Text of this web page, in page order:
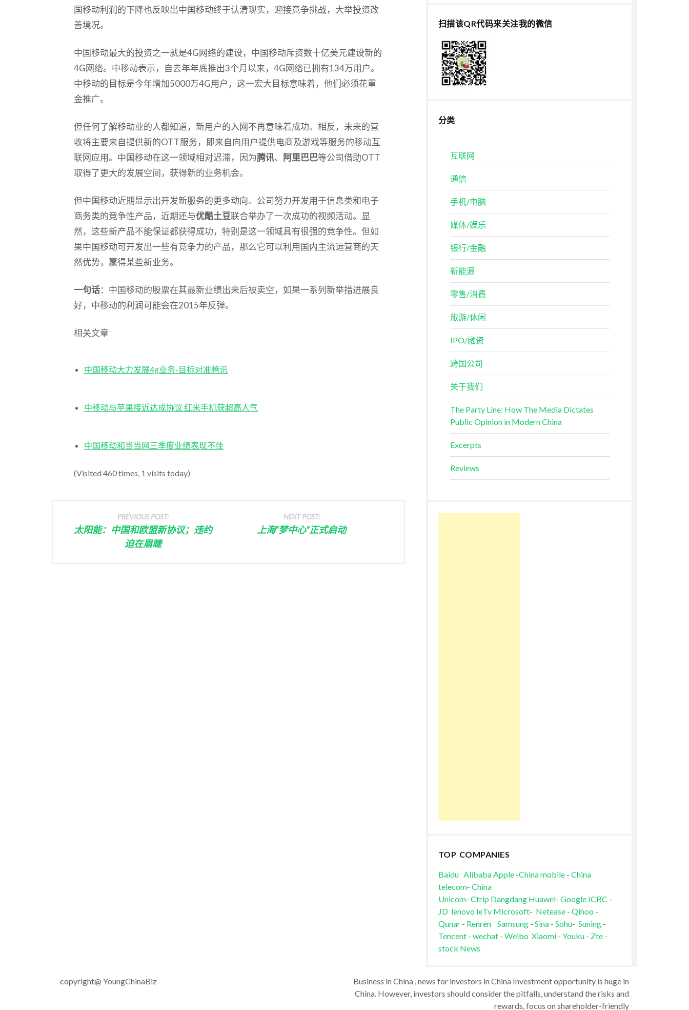
国移动利润的下降也反映出中国移动终于认清现实，迎接竞争挑战，大举投资改
善境况。
中国移动最大的投资之一就是4G网络的建设，中国移动斥资数十亿美元建设新的
4G网络。中移动表示，自去年年底推出3个月以来，4G网络已拥有134万用户。
中移动的目标是今年增加5000万4G用户，这一宏大目标意味着，他们必须花重
金推广。
但任何了解移动业的人都知道，新用户的入网不再意味着成功。相反，未来的营
收将主要来自提供新的OTT服务，即来自向用户提供电商及游戏等服务的移动互
联网应用。中国移动在这一领域相对迟滞，因为腾讯、 阿里巴巴等公司借助OTT
取得了更大的发展空间，获得新的业务机会。
但中国移动近期显示出开发新服务的更多动向。公司努力开发用于信息类和电子
商务类的竞争性产品，近期还与优酷土豆联合举办了一次成功的视频活动。显
然，这些新产品不能保证都获得成功，特别是这一领域具有很强的竞争性。但如
果中国移动可开发出一些有竞争力的产品，那么它可以利用国内主流运营商的天
然优势，赢得某些新业务。
一句话：中国移动的股票在其最新业绩出来后被卖空，如果一系列新举措进展良
好，中移动的利润可能会在2015年反弹。
相关文章
中国移动大力发展4g业务-目标对准腾讯
中移动与苹果接近达成协议 红米手机获超高人气
中国移动和当当网三季度业绩表现不佳
(Visited 460 times, 1 visits today)
PREVIOUS POST:
太阳能：中国和欧盟新协议；违约
迫在眉睫
NEXT POST:
上海“梦中心”正式启动
扫描该QR代码来关注我的微信
分类
互联网
通信
手机/电脑
媒体/娱乐
银行/金融
新能源
零售/消费
旅游/休闲
IPO/融资
跨国公司
关于我们
The Party Line: How The Media Dictates
Public Opinion in Modern China
Excerpts
Reviews
TOP COMPANIES
Baidu AlibabaApple-China mobile- China
telecom- China
Unicom- Ctrip Dangdang Huawei- Google ICBC -
JD lenovo leTv Microsoft- Netease- Qihoo -
Qunar- Renren Samsung- Sina- Sohu- Suning-
Tencent- wechat - Weibo Xiaomi- Youku - Zte-
stock News
copyright@ YoungChinaBiz
Business in China , news for investors in China Investment opportunity is huge in
China. However, investors should consider the pitfalls, understand the risks and
rewards, focus on shareholder-friendly